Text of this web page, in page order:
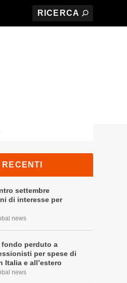
settembre
di interesse per
news
perduto a
per spese di
Italia e all’estero
news